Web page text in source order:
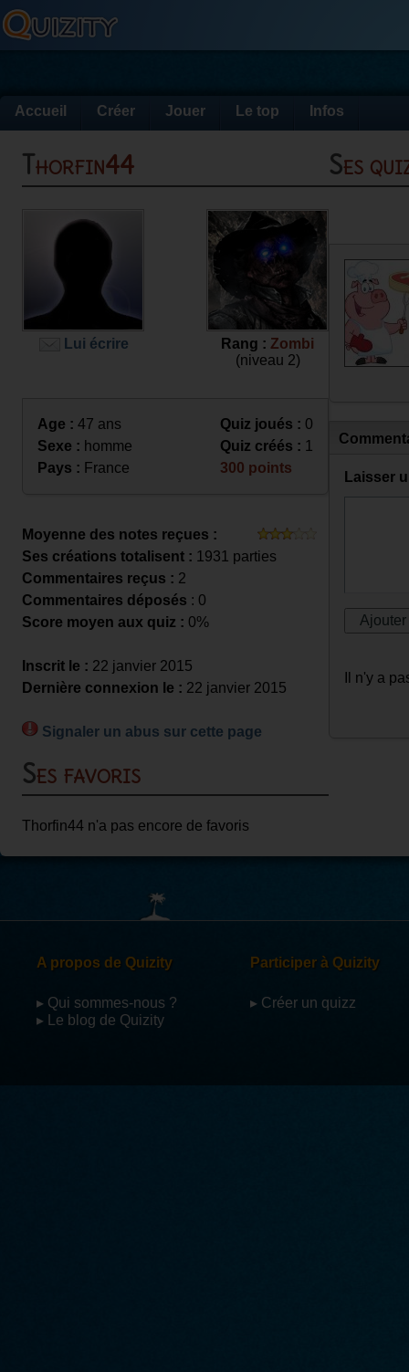
Accueil Créer Jouer Le top Infos
Thorfin44
Lui écrire Rang : Zombi
(niveau 2)
Age : 47 ans
Sexe : homme
Pays : France
Quiz joués : 0
Quiz créés : 1
300 points
Moyenne des notes reçues :
Ses créations totalisent : 1931 parties
Commentaires reçus : 2
Commentaires déposés : 0
Score moyen aux quiz : 0%
Inscrit le : 22 janvier 2015
Dernière connexion le : 22 janvier 2015
Signaler un abus sur cette page
Ses favoris
Thorfin44 n'a pas encore de favoris
Ses
Laisser
Il n'y a
A propos de Quizity
▸ Qui sommes-nous ?
▸ Le blog de Quizity
Participer à Quizity
▸ Créer un quizz